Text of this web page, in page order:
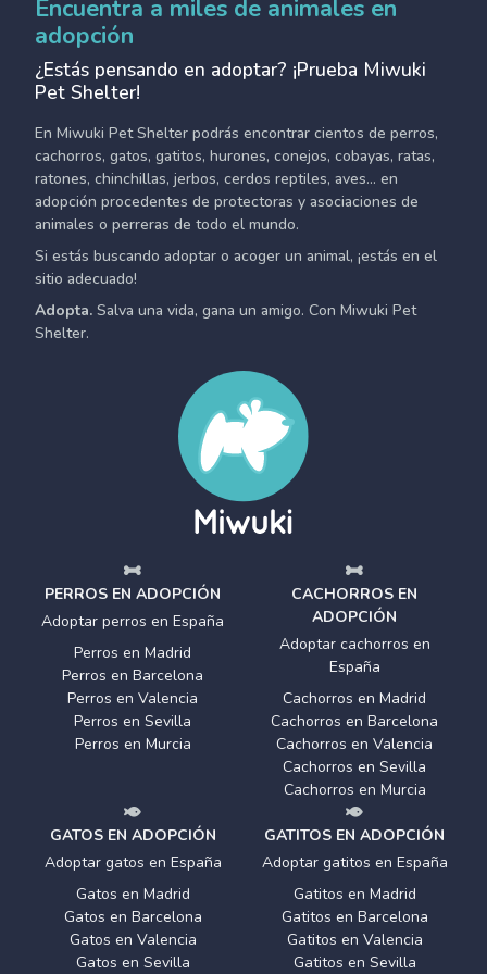
Encuentra a miles de animales en
adopción
¿Estás pensando en adoptar? ¡Prueba Miwuki
Pet Shelter!
En Miwuki Pet Shelter podrás encontrar cientos de perros,
cachorros, gatos, gatitos, hurones, conejos, cobayas, ratas,
ratones, chinchillas, jerbos, cerdos reptiles, aves... en
adopción procedentes de protectoras y asociaciones de
animales o perreras de todo el mundo.
Si estás buscando adoptar o acoger un animal, ¡estás en el
sitio adecuado!
Adopta. Salva una vida, gana un amigo. Con Miwuki Pet
Shelter.
PERROS EN ADOPCIÓN
Adoptar perros en España
Perros en Madrid
Perros en Barcelona
Perros en Valencia
Perros en Sevilla
Perros en Murcia
CACHORROS EN
ADOPCIÓN
Adoptar cachorros en
España
Cachorros en Madrid
Cachorros en Barcelona
Cachorros en Valencia
Cachorros en Sevilla
Cachorros en Murcia
GATOS EN ADOPCIÓN
Adoptar gatos en España
Gatos en Madrid
Gatos en Barcelona
Gatos en Valencia
Gatos en Sevilla
GATITOS EN ADOPCIÓN
Adoptar gatitos en España
Gatitos en Madrid
Gatitos en Barcelona
Gatitos en Valencia
Gatitos en Sevilla